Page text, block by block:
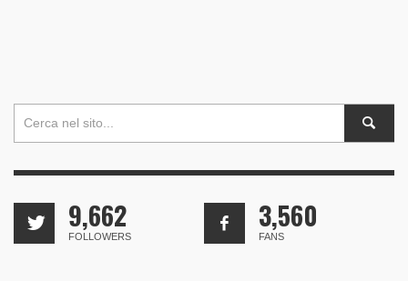
9,662
FOLLOWERS
3,560
FANS